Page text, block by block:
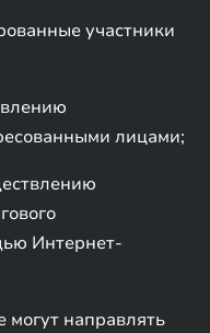
участники
лицами;
Интернет-
могут направлять